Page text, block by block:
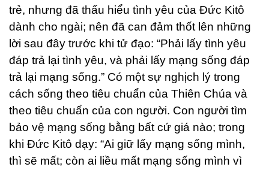
trẻ, nhưng đã thấu hiểu tình yêu của Đức Kitô
dành cho ngài; nên đã can đảm thốt lên những
lời sau đây trước khi tử đạo: “Phải lấy tình yêu
đáp trả lại tình yêu, và phải lấy mạng sống đáp
trả lại mạng sống.” Có một sự nghịch lý trong
cách sống theo tiêu chuẩn của Thiên Chúa và
theo tiêu chuẩn của con người. Con người tìm
bảo vệ mạng sống bằng bất cứ giá nào; trong
khi Đức Kitô dạy: “Ai giữ lấy mạng sống mình,
thì sẽ mất; còn ai liều mất mạng sống mình vì